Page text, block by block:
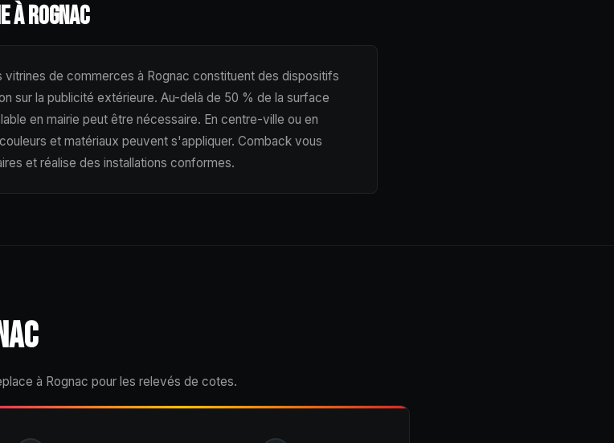
À ROGNAC
vitrines de commerces à Rognac constituent des dispositifs
sur la publicité extérieure. Au-delà de 50 % de la surface
en mairie peut être nécessaire. En centre-ville ou en
et matériaux peuvent s'appliquer. Comback vous
et réalise des installations conformes.
à Rognac pour les relevés de cotes.